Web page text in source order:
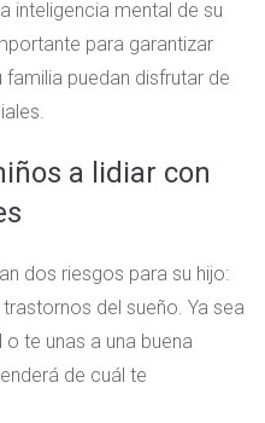
inteligencia mental de su
para garantizar
puedan disfrutar de
a lidiar con
dos riesgos para su hijo:
del sueño. Ya sea
te unas a una buena
de cuál te